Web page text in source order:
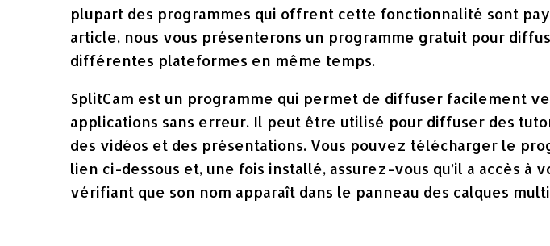
plupart des programmes qui offrent cette fonctionnalité sont
article, nous vous présenterons un programme gratuit pour
différentes plateformes en même temps.
SplitCam est un programme qui permet de diffuser facilement
applications sans erreur. Il peut être utilisé pour diffuser des
des vidéos et des présentations. Vous pouvez télécharger le
lien ci-dessous et, une fois installé, assurez-vous qu’il a accès à
vérifiant que son nom apparaît dans le panneau des calques